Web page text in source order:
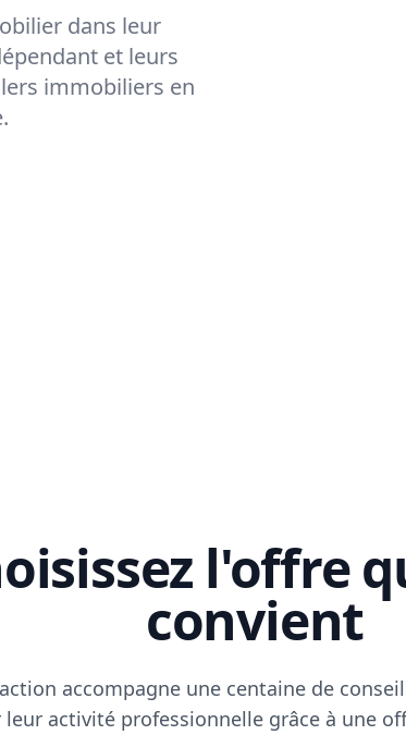
dans leur
et leurs
immobiliers en
l'offre
convient
accompagne une centaine de
leur activité professionnelle grâce à une